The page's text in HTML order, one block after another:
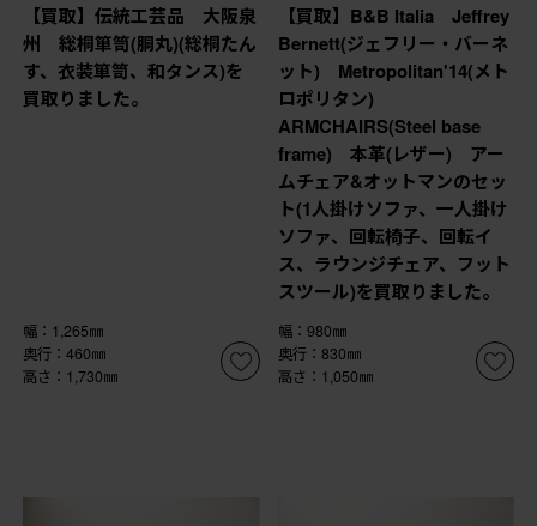
【買取】伝統工芸品 大阪泉
州 総桐箪笥(胴丸)(総桐たん
す、衣装箪笥、和タンス)を
買取りました。
幅：1,265㎜
奥行：460㎜
高さ：1,730㎜
【買取】B&B Italia Jeffrey
Bernett(ジェフリー・バーネ
ット) Metropolitan'14(メト
ロポリタン)
ARMCHAIRS(Steel base
frame) 本革(レザー) アー
ムチェア&オットマンのセッ
ト(1人掛けソファ、一人掛け
ソファ、回転椅子、回転イ
ス、ラウンジチェア、フット
スツール)を買取りました。
幅：980㎜
奥行：830㎜
高さ：1,050㎜